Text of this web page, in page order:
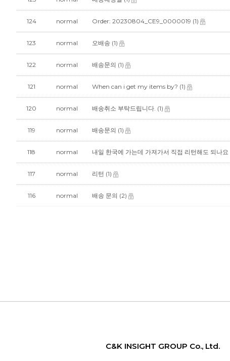
124 normal Order: 20230804_CE9_0000019 (1)
123 normal 오배송 (1)
122 normal 배송문의 (1)
121 normal When can i get my items by? (1)
120 normal 배송취소 부탁드립니다. (1)
119 normal 배송문의 (1)
118 normal 내일 한국에 가는데 가져가서 직접 리턴해도 되나요
117 normal 리턴 (1)
116 normal 배송 문의 (2)
C&K INSIGHT GROUP Co., Ltd.